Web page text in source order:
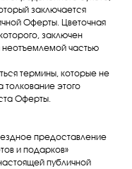
заключается
Оферты. Цветочная
заключен
неотъемлемой частью
термины, которые не
этого
Оферты.
предоставление
и подарков»
публичной